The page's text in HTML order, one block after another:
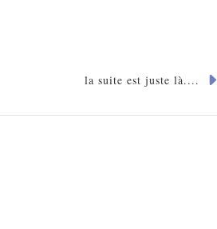
la suite est juste là....